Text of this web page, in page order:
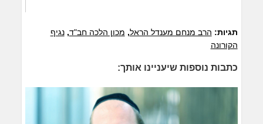
תגיות: הרב מנחם מענדל הראל, מכון הלכה חב"ד,נגיף
הקורונה
כתבות נוספות שיעניינו אותך: